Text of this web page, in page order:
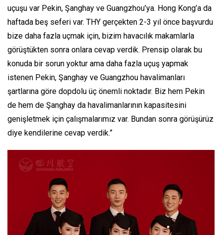
uçuşu var Pekin, Şanghay ve Guangzhou’ya. Hong Kong’a da
haftada beş seferi var. THY gerçekten 2-3 yıl önce başvurdu
bize daha fazla uçmak için, bizim havacılık makamlarla
görüştükten sonra onlara cevap verdik. Prensip olarak bu
konuda bir sorun yoktur ama daha fazla uçuş yapmak
istenen Pekin, Şanghay ve Guangzhou havalimanları
şartlarına göre dopdolu üç önemli noktadır. Biz hem Pekin
de hem de Şanghay da havalimanlarının kapasitesini
genişletmek için çalışmalarımız var. Bundan sonra görüşürüz
diye kendilerine cevap verdik.”